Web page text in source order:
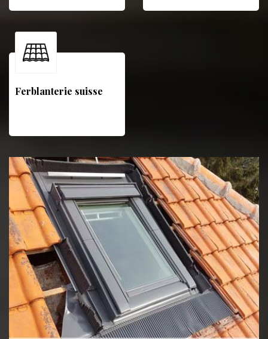
Ferblanterie suisse